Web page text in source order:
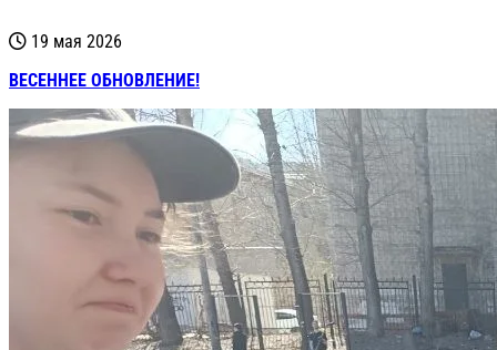
19 мая 2026
ВЕСЕННЕЕ ОБНОВЛЕНИЕ!